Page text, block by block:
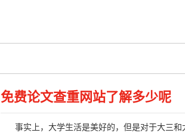
免费论文查重网站了解多少呢
事实上，大学生活是美好的，但是对于大三和